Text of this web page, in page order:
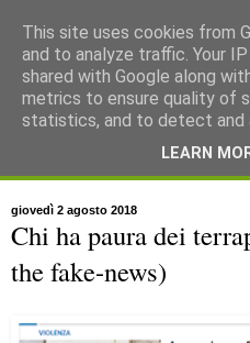
giovedì 2 agosto 2018
Chi ha paura dei
the fake-news)
This site uses cookies from
and to analyze traffic. Your
shared with Google along
metrics to ensure quality of
statistics, and to detect and
LEARN